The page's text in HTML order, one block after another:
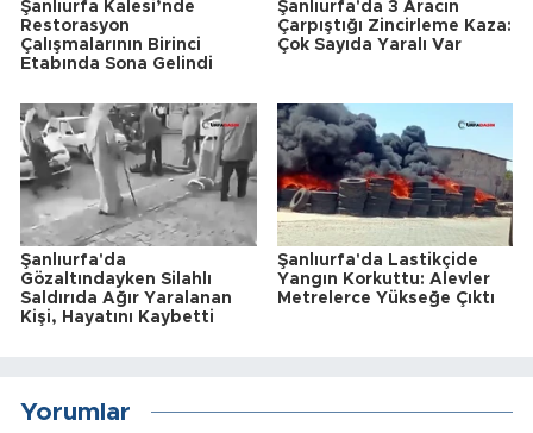
Şanlıurfa Kalesi’nde
Restorasyon
Çalışmalarının Birinci
Etabında Sona Gelindi
Şanlıurfa'da 3 Aracın
Çarpıştığı Zincirleme Kaza:
Çok Sayıda Yaralı Var
Şanlıurfa'da
Gözaltındayken Silahlı
Saldırıda Ağır Yaralanan
Kişi, Hayatını Kaybetti
Şanlıurfa'da Lastikçide
Yangın Korkuttu: Alevler
Metrelerce Yükseğe Çıktı
Yorumlar